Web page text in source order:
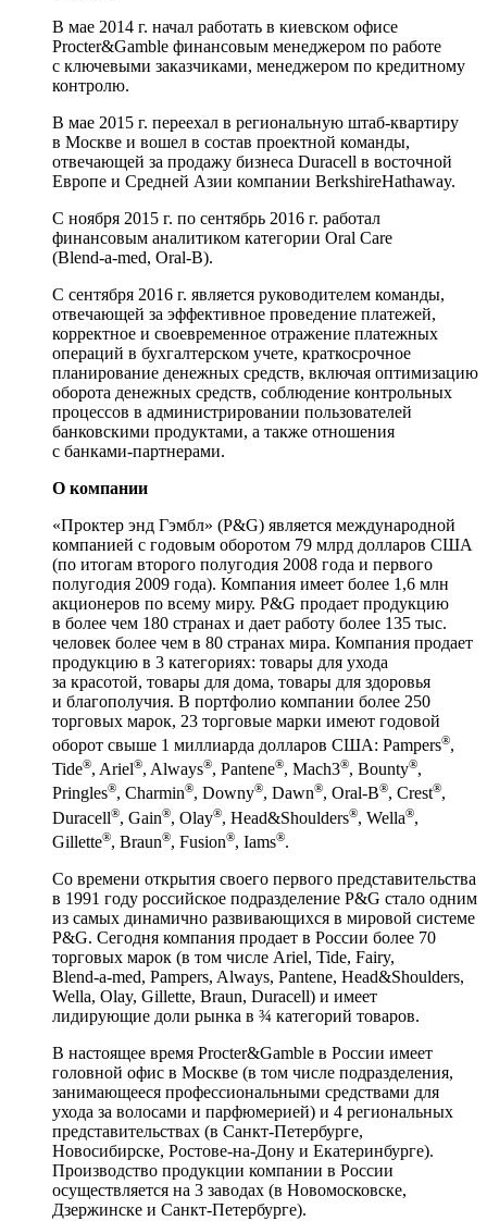
В мае 2014 г. начал работать в киевском офисе
Procter&Gamble финансовым менеджером по работе
с ключевыми заказчиками, менеджером по кредитному
контролю.
В мае 2015 г. переехал в региональную штаб-квартиру
в Москве и вошел в состав проектной команды,
отвечающей за продажу бизнеса Duracell в восточной
Европе и Средней Азии компании BerkshireHathaway.
С ноября 2015 г. по сентябрь 2016 г. работал
финансовым аналитиком категории Oral Care
(Blend-a-med, Oral-B).
С сентября 2016 г. является руководителем команды,
отвечающей за эффективное проведение платежей,
корректное и своевременное отражение платежных
операций в бухгалтерском учете, краткосрочное
планирование денежных средств, включая оптимизацию
оборота денежных средств, соблюдение контрольных
процессов в администрировании пользователей
банковскими продуктами, а также отношения
с банками-партнерами.
О компании
«Проктер энд Гэмбл» (P&G) является международной
компанией с годовым оборотом 79 млрд долларов США
(по итогам второго полугодия 2008 года и первого
полугодия 2009 года). Компания имеет более 1,6 млн
акционеров по всему миру. P&G продает продукцию
в более чем 180 странах и дает работу более 135 тыс.
человек более чем в 80 странах мира. Компания продает
продукцию в 3 категориях: товары для ухода
за красотой, товары для дома, товары для здоровья
и благополучия. В портфолио компании более 250
торговых марок, 23 торговые марки имеют годовой
оборот свыше 1 миллиарда долларов США: Pampers®,
Tide®, Ariel®, Always®, Pantene®, Mach3®, Bounty®,
Pringles®, Charmin®, Downy®, Dawn®, Oral-B®, Crest®,
Duracell®, Gain®, Olay®, Head&Shoulders®, Wella®,
Gillette®, Braun®, Fusion®, Iams®.
Со времени открытия своего первого представительства
в 1991 году российское подразделение P&G стало одним
из самых динамично развивающихся в мировой системе
P&G. Сегодня компания продает в России более 70
торговых марок (в том числе Ariel, Tide, Fairy,
Blend-a-med, Pampers, Always, Pantene, Head&Shoulders,
Wella, Olay, Gillette, Braun, Duracell) и имеет
лидирующие доли рынка в ¾ категорий товаров.
В настоящее время Procter&Gamble в России имеет
головной офис в Москве (в том числе подразделения,
занимающееся профессиональными средствами для
ухода за волосами и парфюмерией) и 4 региональных
представительствах (в Санкт-Петербурге,
Новосибирске, Ростове-на-Дону и Екатеринбурге).
Производство продукции компании в России
осуществляется на 3 заводах (в Новомосковске,
Дзержинске и Санкт-Петербурге).